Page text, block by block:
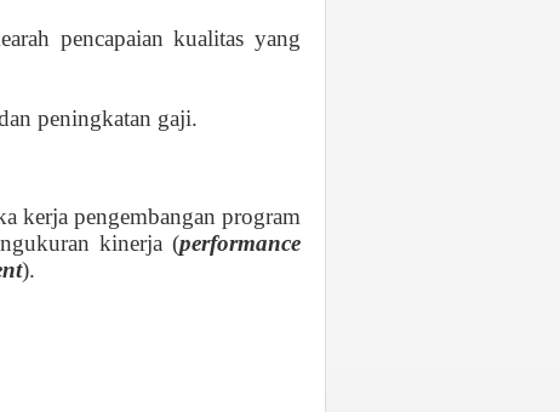
pencapaian kualitas yang
peningkatan gaji.
kerja pengembangan program
kinerja (performance
).